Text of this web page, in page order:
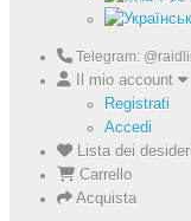
Telegram:
Il mio account
Registrati
Accedi
Lista dei
Carrello
Acquista